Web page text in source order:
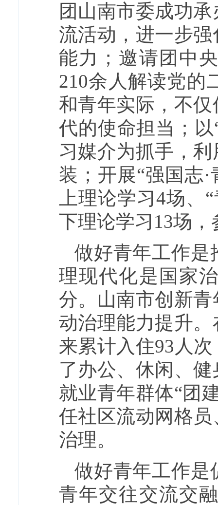
团山南市委成功
流活动，进一步
能力；邀请团中
210余人解读党的
和青年实际，不
代的使命担当；
习媒介为抓手，
装；开展“强国志
上理论学习4场、
下理论学习13场
做好青年工作是
理现代化是国家
分。山南市创新
动治理能力提升
来累计入住93人
了办公、休闲、
就业青年群体“团
任社区流动网格
治理。
做好青年工作是
青年交往交流交